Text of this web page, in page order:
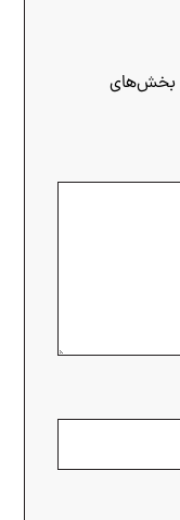
بخش‌های